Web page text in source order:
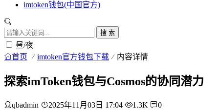
imtoken钱包(中国官方)
搜 索
昼/夜
首页 imtoken官方钱包下载 内容详情
探索imToken钱包与Cosmos的协同潜力
qbadmin 2025年11月03日 17:04 1.3K 0